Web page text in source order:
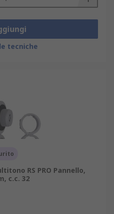
tecniche
RS PRO Pannello,
c.c. 32